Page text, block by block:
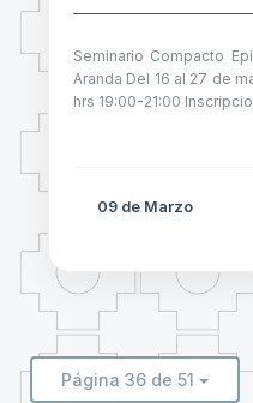
Seminario Compacto
Aranda Del 16 al 27 de
hrs 19:00-21:00
09 de Marzo
Página 36 de 51